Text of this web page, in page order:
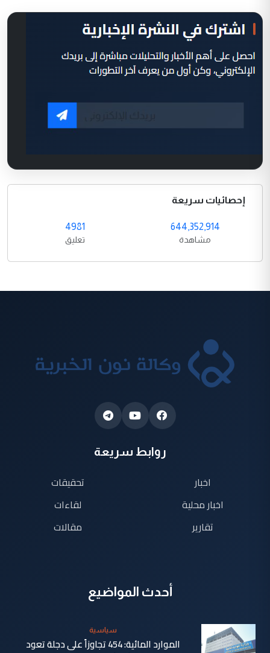
إحصائيات سريعة
644,352,914
مشاهدة
4981
تعليق
روابط سريعة
اخبار
اخبار محلية
تقارير
تحقيقات
لقاءات
مقالات
أحدث المواضيع
سياسية
الموارد المائية: 454 تجاوزاً على دجلة تعود